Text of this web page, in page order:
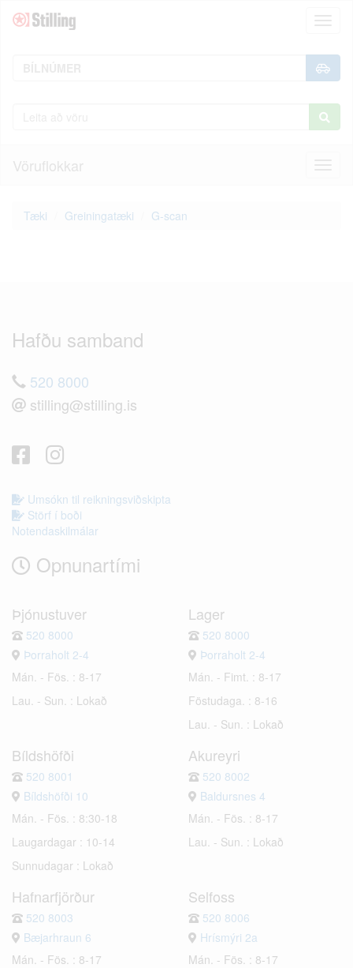
Vöruflokkar
Tæki Greiningatæki G-scan
Hafðu samband
520 8000
stilling@stilling.is
Umsókn til reikningsviðskipta
Störf í boði
Notendaskilmálar
Opnunartími
Þjónustuver
520 8000
Þorraholt 2-4
Mán. - Fös. : 8-17
Lau. - Sun. : Lokað
Lager
520 8000
Þorraholt 2-4
Mán. - Fimt. : 8-17
Föstudaga. : 8-16
Lau. - Sun. : Lokað
Bíldshöfði
520 8001
Bíldshöfði 10
Mán. - Fös. : 8:30-18
Laugardagar : 10-14
Sunnudagar : Lokað
Akureyri
520 8002
Baldursnes 4
Mán. - Fös. : 8-17
Lau. - Sun. : Lokað
Hafnarfjörður
520 8003
Bæjarhraun 6
Mán. - Fös. : 8-17
Selfoss
520 8006
Hrísmýri 2a
Mán. - Fös. : 8-17